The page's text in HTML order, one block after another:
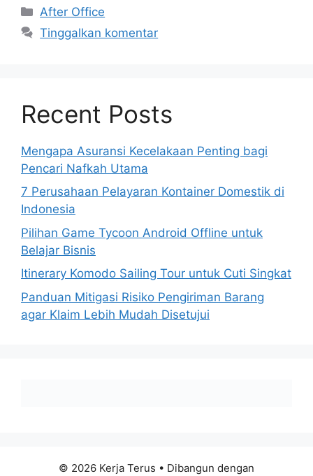
Kategori
After Office
Tinggalkan komentar
Recent Posts
Mengapa Asuransi Kecelakaan Penting bagi
Pencari Nafkah Utama
7 Perusahaan Pelayaran Kontainer Domestik di
Indonesia
Pilihan Game Tycoon Android Offline untuk
Belajar Bisnis
Itinerary Komodo Sailing Tour untuk Cuti Singkat
Panduan Mitigasi Risiko Pengiriman Barang
agar Klaim Lebih Mudah Disetujui